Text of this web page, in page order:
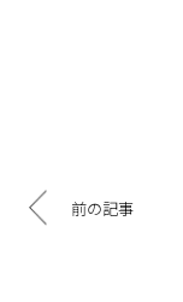
稿
ナ
前の記事